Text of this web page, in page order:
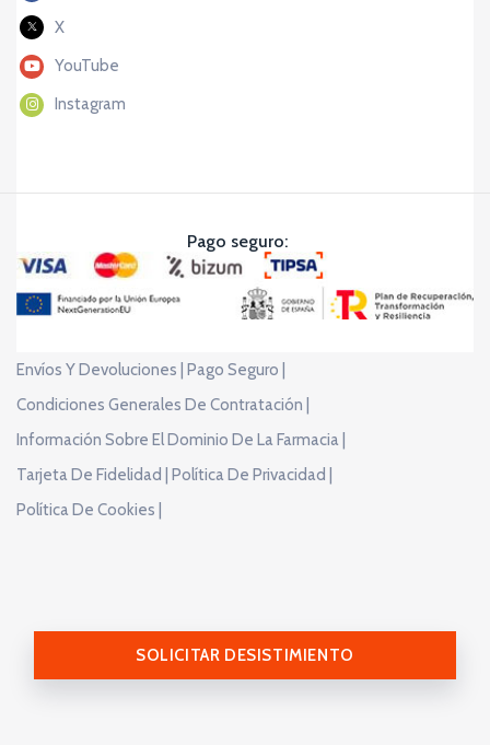
X
YouTube
Instagram
Pago seguro:
Envíos Y Devoluciones |
Pago Seguro |
Condiciones Generales De Contratación |
Información Sobre El Dominio De La Farmacia |
Tarjeta De Fidelidad |
Política De Privacidad |
Política De Cookies |
SOLICITAR DESISTIMIENTO